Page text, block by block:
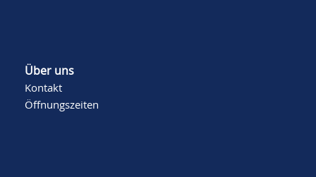
Über uns
Kontakt
Öffnungszeiten